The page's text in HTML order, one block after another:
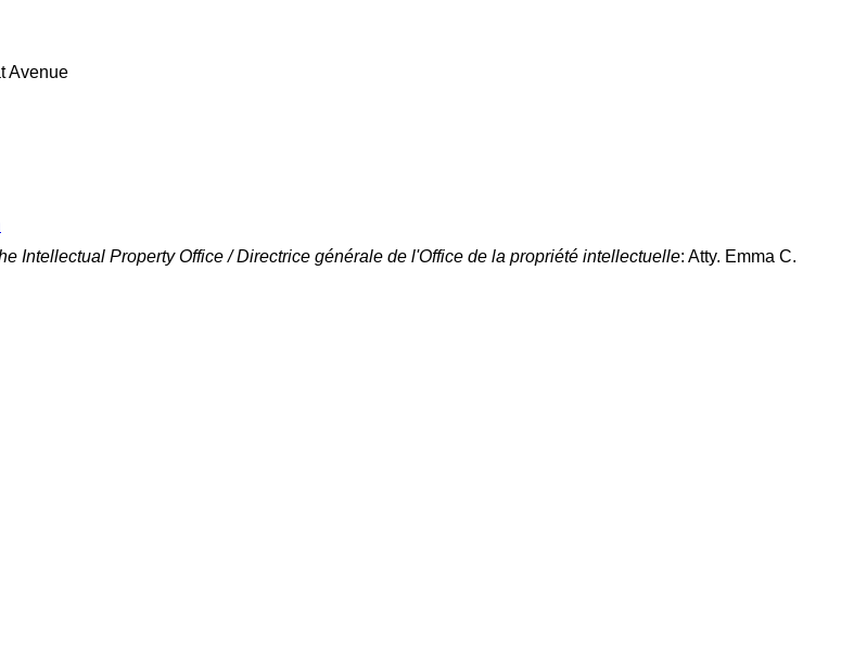
Avenue
Intellectual Property Office / Directrice générale de l'Office de la propriété intellectuelle: Atty. Emma C.